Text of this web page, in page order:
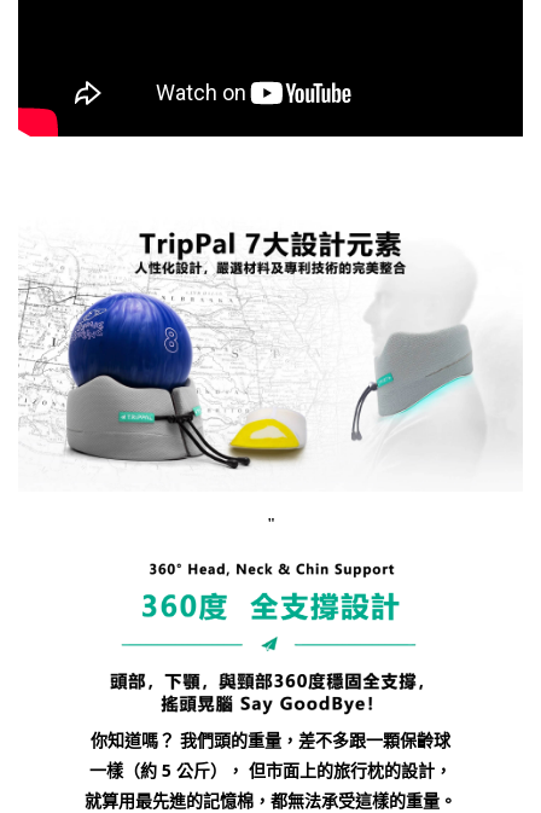
"
你知道嗎？ 我們頭的重量，差不多跟一顆保齡球
一樣（約 5 公斤）， 但市面上的旅行枕的設計，
就算用最先進的記憶棉，都無法承受這樣的重量。